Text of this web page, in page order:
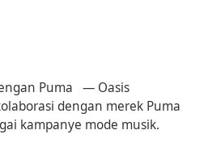
Puma
— Oasis
dengan merek Puma
kampanye mode musik.